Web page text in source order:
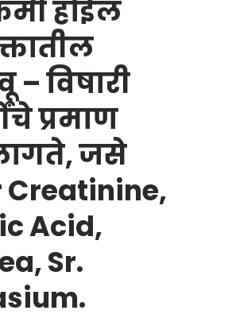
होईल
– विषारी
प्रमाण
जसे
Creatinine,
Acid,
Sr.